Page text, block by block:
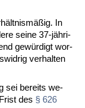
In
sei­ne 37-jähri­
gewürdigt wor­
ver­hal­ten
sei be­reits we­
des § 626